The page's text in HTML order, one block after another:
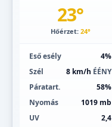
23°
Hőérzet: 24°
Eső esély
4%
Szél
8 km/h ÉÉNY
Páratart.
58%
Nyomás
1019 mb
UV
2,4